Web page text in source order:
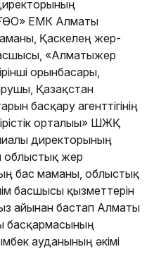
ЕМК Алматы
Қаскелең жер-
«Алматыжер
орынбасары,
Қазақстан
басқару агенттігінің
орталығы» ШЖҚ
директорының
облыстық жер
бас маманы, облыстық
басшысы қызметтерін
айынан бастап Алматы
басқармасының
ауданының әкімі